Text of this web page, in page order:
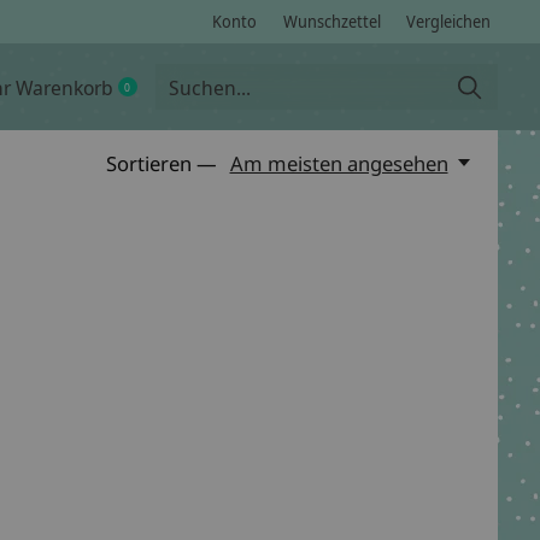
Konto Wunschzettel Vergleichen
Warenkorb 0items
Sortieren — Am meisten angesehen